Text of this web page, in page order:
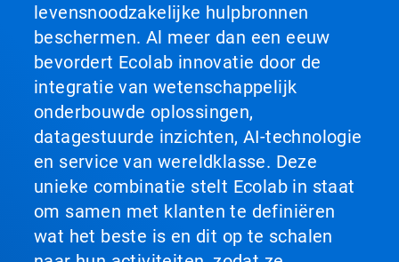
levensnoodzakelijke hulpbronnen
beschermen. Al meer dan een eeuw
bevordert Ecolab innovatie door de
integratie van wetenschappelijk
onderbouwde oplossingen,
datagestuurde inzichten, AI-technologie
en service van wereldklasse. Deze
unieke combinatie stelt Ecolab in staat
om samen met klanten te definiëren
wat het beste is en dit op te schalen